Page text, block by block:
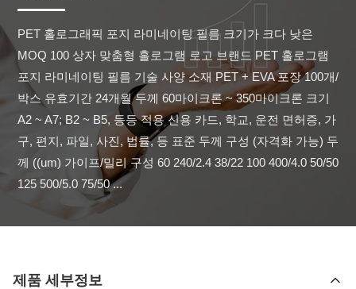
PET 홀로그래픽 포지 라미네이팅 필름 크기가 크다 낮은
MOQ 100 상자 맞춤형 홀로그램 로고 브랜드 PET 홀로그램
포지 라미네이팅 필름 기술 사양 소재 PET + EVA 포장 100개/
박스 유효기간 24개월 두께 60마이크론 ~ 350마이크론 크기
A2 ~ A7; B2 ~ B5, 등등 적용 신용 카드, 학교, 운전 면허증, 가
구, 편지, 파일, 사진, 법률, 등 표준 두께 구성 (자격화 가능) 두
께 ((um) 가이프/밀리 구성 60 240/2.4 38/22 100 400/4.0 50/50
125 500/5.0 75/50 ...
제품 세부정보